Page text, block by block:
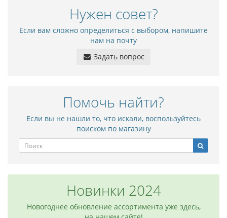
Нужен совет?
Если вам сложно определиться с выбором, напишите
нам на почту
Задать вопрос
Помочь найти?
Если вы не нашли то, что искали, воспользуйтесь
поиском по магазину
Новинки 2024
Новогоднее обновление ассортимента уже здесь,